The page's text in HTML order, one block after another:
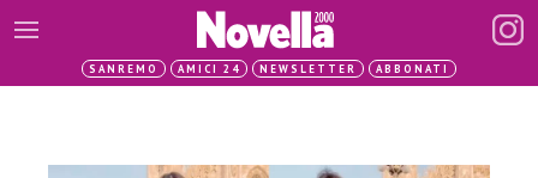
SANREMO AMICI 24 NEWSLETTER ABBONATI